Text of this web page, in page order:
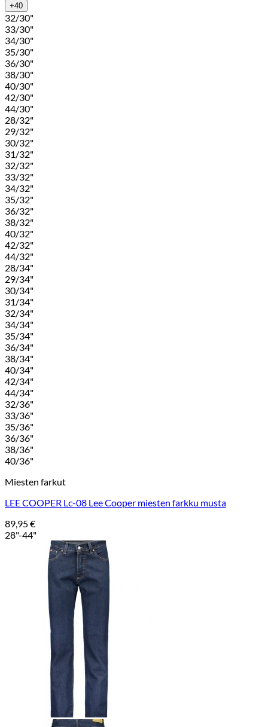
+40
32/30"
33/30"
34/30"
35/30"
36/30"
38/30"
40/30"
42/30"
44/30"
28/32"
29/32"
30/32"
31/32"
32/32"
33/32"
34/32"
35/32"
36/32"
38/32"
40/32"
42/32"
44/32"
28/34"
29/34"
30/34"
31/34"
32/34"
34/34"
35/34"
36/34"
38/34"
40/34"
42/34"
44/34"
32/36"
33/36"
35/36"
36/36"
38/36"
40/36"
Miesten farkut
LEE COOPER Lc-08 Lee Cooper miesten farkku musta
89,95€
28"-44"